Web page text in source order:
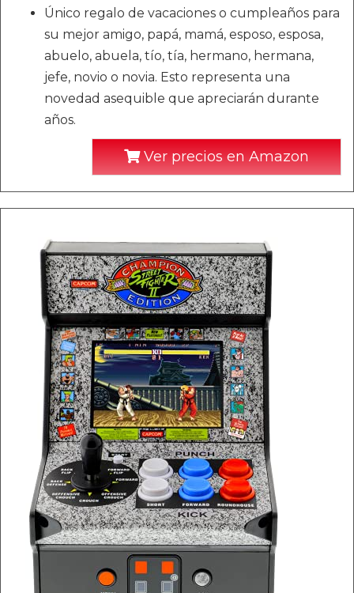
Único regalo de vacaciones o cumpleaños para
su mejor amigo, papá, mamá, esposo, esposa,
abuelo, abuela, tío, tía, hermano, hermana,
jefe, novio o novia. Esto representa una
novedad asequible que apreciarán durante
años.
Ver precios en Amazon